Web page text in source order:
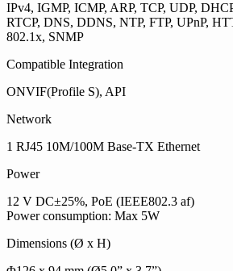
IPv4, IGMP, ICMP, ARP, TCP, UDP,
RTCP, DNS, DDNS, NTP, FTP, UPnP,
802.1x, SNMP
Compatible Integration
ONVIF(Profile S), API
Network
1 RJ45 10M/100M Base-TX Ethernet
Power
12 V DC±25%, PoE (IEEE802.3 af)
Power consumption: Max 5W
Dimensions (Ø x H)